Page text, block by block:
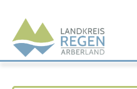
Landkreis
Regen